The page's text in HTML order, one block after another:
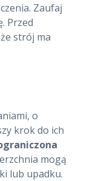
Zaufaj
Przed
strój ma
o
krok do ich
mogą
lub upadku.